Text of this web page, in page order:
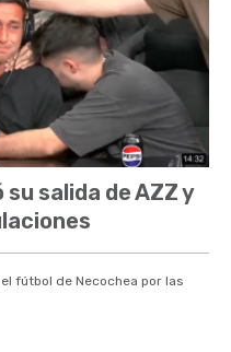
salida de AZZ y
fútbol de Necochea por las